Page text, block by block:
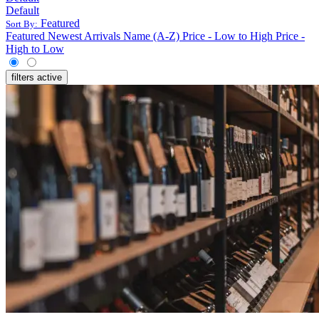
Default
Sort By: Featured
Featured Newest Arrivals Name (A-Z) Price - Low to High Price -
High to Low
filters active